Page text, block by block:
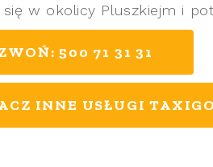
się w okolicy Pluszkiejm i
500 71 31 31
INNE USŁUGI